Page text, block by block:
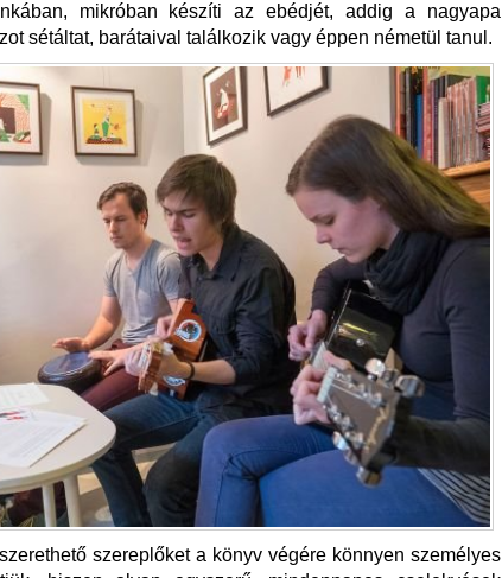
mikróban készíti az ebédjét, addig a nagyapa
sétáltat, barátaival találkozik vagy éppen németül tanul.
szereplőket a könyv végére könnyen személyes